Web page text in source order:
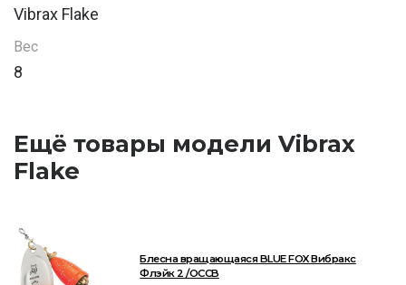
Vibrax Flake
Вес
8
Ещё товары модели Vibrax
Flake
Блесна вращающаяся BLUE FOX Вибракс
Флэйк 2 /OCCB